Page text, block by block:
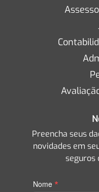
Preencha seus
novidades em
seguros
Nome *